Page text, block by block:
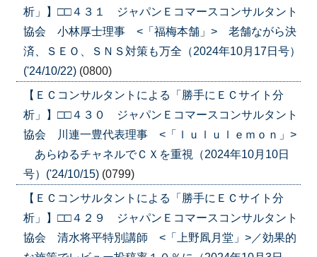
析」】□□４３１ ジャパンＥコマースコンサルタント
協会 小林厚士理事 <「福梅本舗」> 老舗ながら決
済、ＳＥＯ、ＳＮＳ対策も万全（2024年10月17日号）
('24/10/22) (0800)
【ＥＣコンサルタントによる「勝手にＥＣサイト分
析」】□□４３０ ジャパンＥコマースコンサルタント
協会 川連一豊代表理事 <「ｌｕｌｕｌｅｍｏｎ」>
あらゆるチャネルでＣＸを重視（2024年10月10日
号）('24/10/15) (0799)
【ＥＣコンサルタントによる「勝手にＥＣサイト分
析」】□□４２９ ジャパンＥコマースコンサルタント
協会 清水将平特別講師 <「上野凮月堂」>／効果的